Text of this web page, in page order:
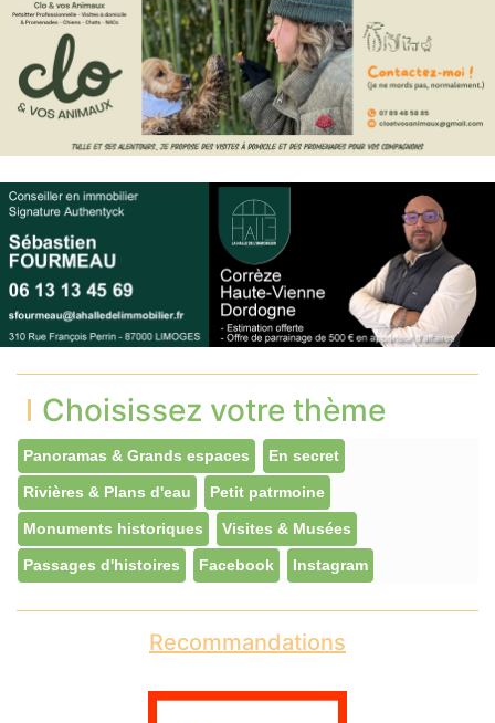
Choisissez votre thème
Panoramas & Grands espaces En secret
Rivières & Plans d'eau Petit patrmoine
Monuments historiques Visites & Musées
Passages d'histoires Facebook Instagram
Recommandations